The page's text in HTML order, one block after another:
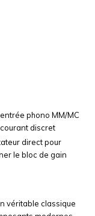
phono MM/MC
discret
direct pour
le bloc de gain
véritable classique